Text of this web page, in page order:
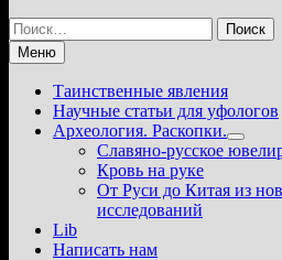
Найти:
Меню
Таинственные явления
Научные статьи для уфологов
Археология. Раскопки.
Славяно-русское
Кровь на руке
От Руси до Китая из
исследований
Lib
Написать нам